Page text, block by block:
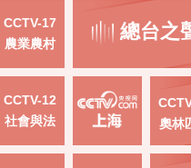
CCTV-17
農業農村
總台之
CCTV-12
社會與法
奧林